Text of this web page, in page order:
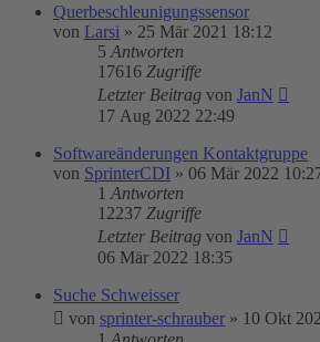
Querbeschleunigungssensor
von Larsi » 25 Mär 2021 18:12
5 Antworten
17616 Zugriffe
Letzter Beitrag von JanN
17 Aug 2022 22:49
Softwareänderungen Kontaktgruppe
von SprinterCDI » 06 Mär 2022
1 Antworten
12237 Zugriffe
Letzter Beitrag von JanN
06 Mär 2022 18:35
Suche Schweisser
von sprinter-schrauber » 10 Okt